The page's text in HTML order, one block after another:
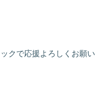
クで応援よろしくお願い